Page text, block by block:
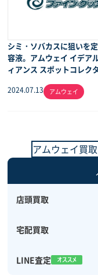
シミ・ソバカスに狙いを
容液。アムウェイ イデア
ィアンス スポットコレク
2024.07.13 アムウェイ
アムウェイ買
店頭買取
宅配買取
LINE査定